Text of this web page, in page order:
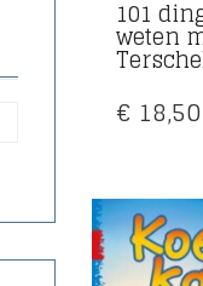
101
weten
€ 18,50